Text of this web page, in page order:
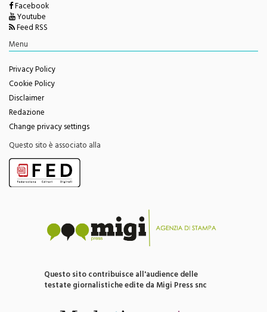
Twitter
Facebook
Youtube
Feed RSS
Privacy Policy
Cookie Policy
Disclaimer
Redazione
Change privacy settings
Questo sito è associato alla
Questo sito contribuisce all'audience delle